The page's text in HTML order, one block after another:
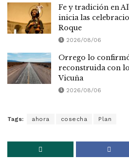
Fe y tradición en
inicia las
Roque
2026/08/06
Orrego lo
reconstruida con
Vicuña
2026/08/06
Tags: ahora cosecha Plan